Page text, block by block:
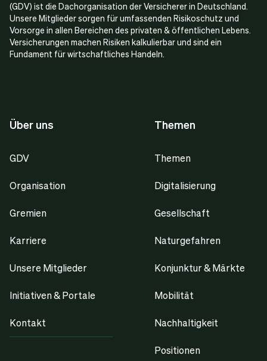
(GDV) ist die Dachorganisation der Versicherer in Deutschland.
Unsere Mitglieder sorgen für umfassenden Risikoschutz und
Vorsorge in allen Bereichen des privaten & öffentlichen Lebens.
Versicherungen machen Risiken kalkulierbar und sind ein
Fundament für wirtschaftliches Handeln.
Über uns
GDV
Organisation
Gremien
Karriere
Unsere Mitglieder
Initiativen & Portale
Kontakt
Themen
Themen
Digitalisierung
Gesellschaft
Naturgefahren
Konjunktur & Märkte
Mobilität
Nachhaltigkeit
Positionen